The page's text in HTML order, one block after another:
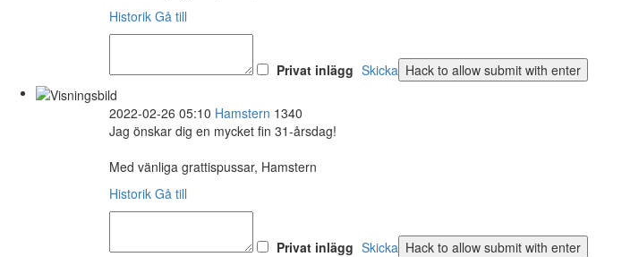
Historik Gå till
Privat inlägg Skicka
2022-02-26 05:10 Hamstern 1340
Jag önskar dig en mycket fin 31-årsdag!
Med vänliga grattispussar, Hamstern
Historik Gå till
Privat inlägg Skicka